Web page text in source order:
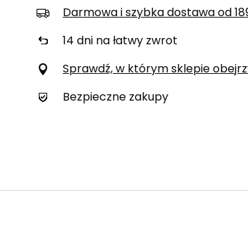
Darmowa i szybka dostawa od
14 dni na łatwy zwrot
Sprawdź, w którym sklepie
Bezpieczne zakupy